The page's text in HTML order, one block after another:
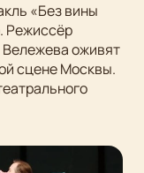
«Без вины
Режиссёр
оживят
сцене Москвы.